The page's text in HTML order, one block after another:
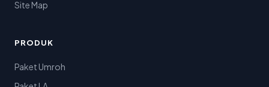
Site Map
PRODUK
Paket Umroh